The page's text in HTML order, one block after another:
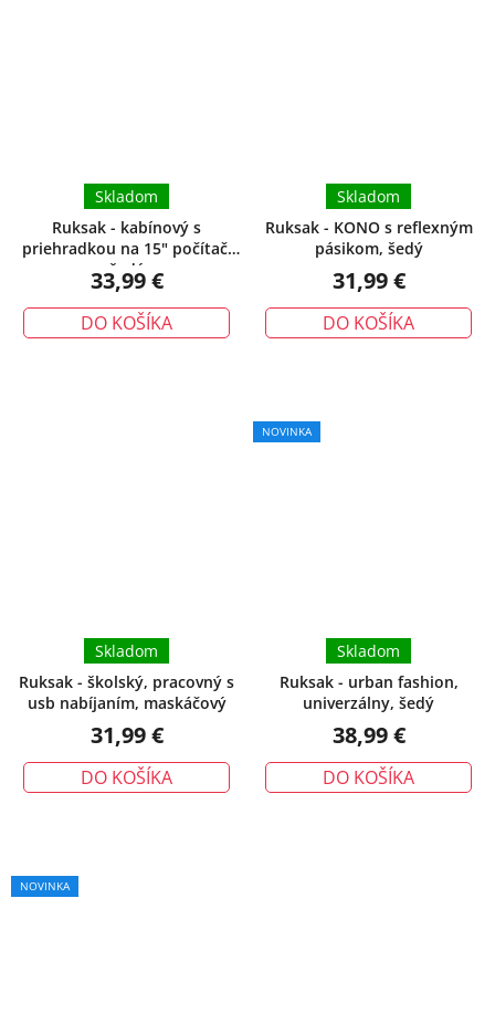
Ruksak - kabínový s
priehradkou na 15" počítač,
šedý
Skladom
33,99 €
DO KOŠÍKA
Ruksak - KONO s reflexným
pásikom, šedý
Skladom
31,99 €
DO KOŠÍKA
Ruksak - školský, pracovný s
usb nabíjaním, maskáčový
Skladom
31,99 €
DO KOŠÍKA
NOVINKA
Ruksak - urban fashion,
univerzálny, šedý
Skladom
38,99 €
DO KOŠÍKA
NOVINKA